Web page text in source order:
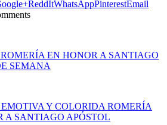
ReddItWhatsAppPinterestEmail
EN HONOR A SANTIAGO
SEMANA
Y COLORIDA ROMERÍA
A SANTIAGO APÓSTOL